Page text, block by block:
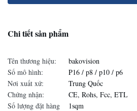
Chi tiết sản phẩm
Tên thương hiệu:
bakovision
Số mô hình:
P16 / p8 / p10 / p6
Nơi xuất xứ:
Trung Quốc
Chứng nhận:
CE, Rohs, Fcc, ETL
Số lượng đặt hàng
1sqm